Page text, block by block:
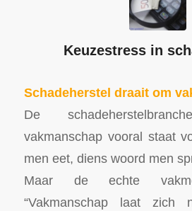
Keuzestress in
Schadeherstel draait om
De
vakmanschap vooral staat
men eet, diens woord men
Maar de echte
“Vakmanschap laat zich